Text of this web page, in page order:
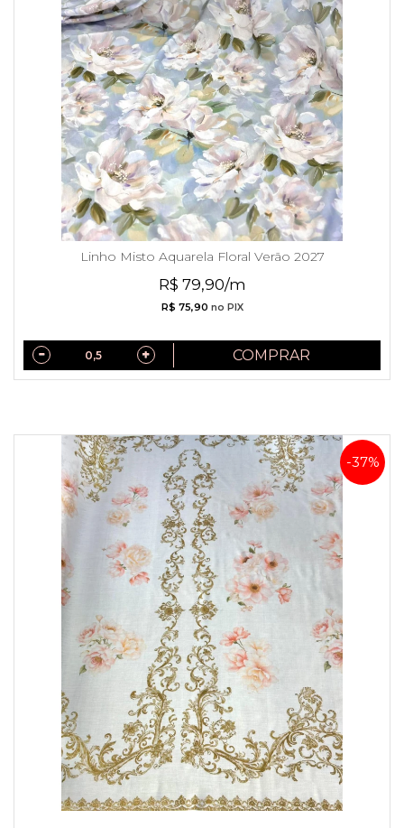
Linho Misto Aquarela Floral Verão 2027
R$ 79,90/m
R$ 75,90 no PIX
COMPRAR
-37%